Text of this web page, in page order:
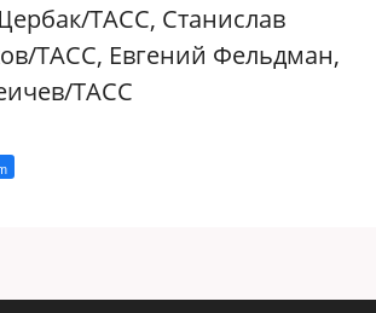
ТАСС, Станислав
ТАСС, Евгений Фельдман,
ТАСС